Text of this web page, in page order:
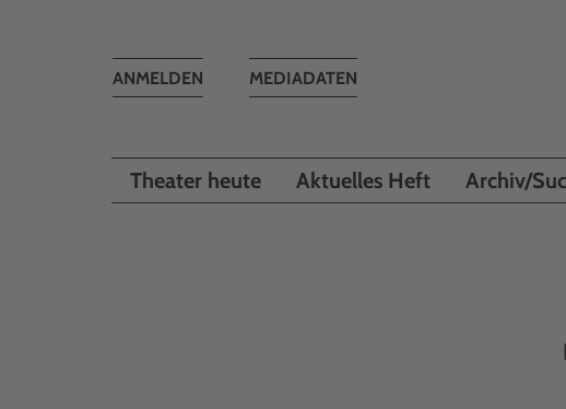
MEDIADATEN
Toggle
ANMELDEN
Theater heute Aktuelles Heft Archiv/